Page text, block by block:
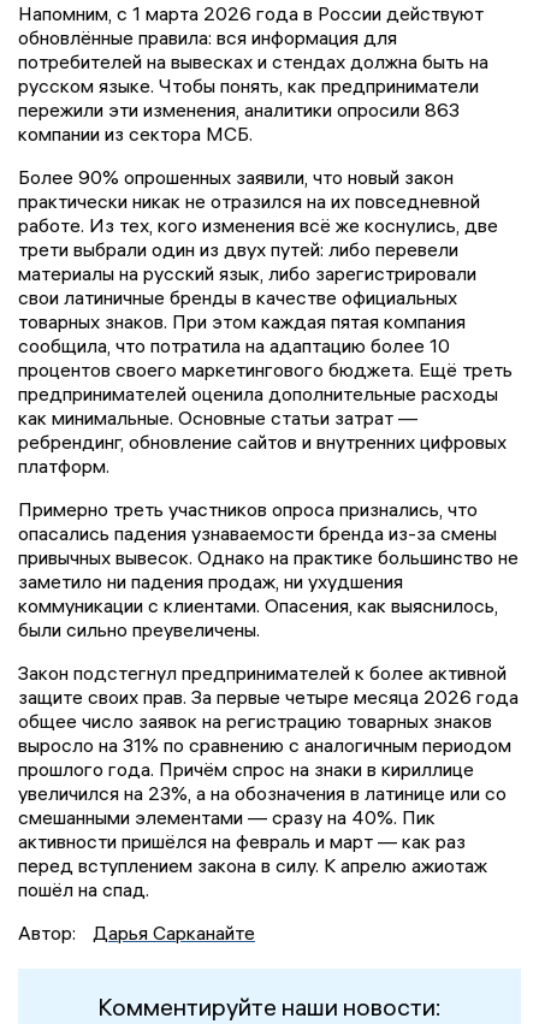
Напомним, с 1 марта 2026 года в России действуют
обновлённые правила: вся информация для
потребителей на вывесках и стендах должна быть на
русском языке. Чтобы понять, как предприниматели
пережили эти изменения, аналитики опросили 863
компании из сектора МСБ.
Более 90% опрошенных заявили, что новый закон
практически никак не отразился на их повседневной
работе. Из тех, кого изменения всё же коснулись, две
трети выбрали один из двух путей: либо перевели
материалы на русский язык, либо зарегистрировали
свои латиничные бренды в качестве официальных
товарных знаков. При этом каждая пятая компания
сообщила, что потратила на адаптацию более 10
процентов своего маркетингового бюджета. Ещё треть
предпринимателей оценила дополнительные расходы
как минимальные. Основные статьи затрат —
ребрендинг, обновление сайтов и внутренних цифровых
платформ.
Примерно треть участников опроса признались, что
опасались падения узнаваемости бренда из-за смены
привычных вывесок. Однако на практике большинство не
заметило ни падения продаж, ни ухудшения
коммуникации с клиентами. Опасения, как выяснилось,
были сильно преувеличены.
Закон подстегнул предпринимателей к более активной
защите своих прав. За первые четыре месяца 2026 года
общее число заявок на регистрацию товарных знаков
выросло на 31% по сравнению с аналогичным периодом
прошлого года. Причём спрос на знаки в кириллице
увеличился на 23%, а на обозначения в латинице или со
смешанными элементами — сразу на 40%. Пик
активности пришёлся на февраль и март — как раз
перед вступлением закона в силу. К апрелю ажиотаж
пошёл на спад.
Автор:
Дарья Сарканайте
Комментируйте наши новости: